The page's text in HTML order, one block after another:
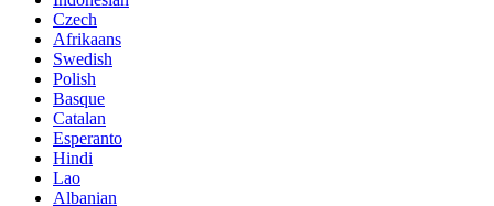
Czech
Afrikaans
Swedish
Polish
Basque
Catalan
Esperanto
Hindi
Lao
Albanian